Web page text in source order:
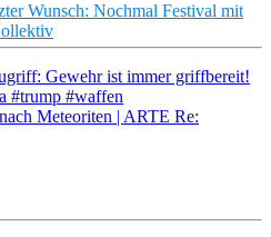
Wunsch: Nochmal Festival mit
Gewehr ist immer griffbereit!
#trump #waffen
Meteoriten | ARTE Re: